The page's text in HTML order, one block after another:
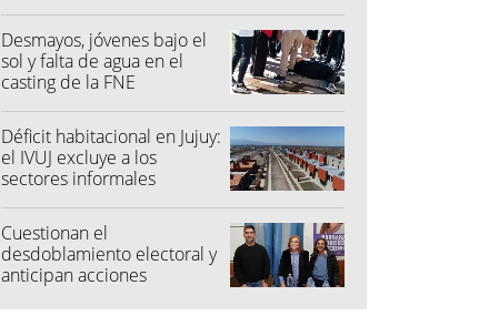
Desmayos, jóvenes bajo el
sol y falta de agua en el
casting de la FNE
Déficit habitacional en Jujuy:
el IVUJ excluye a los
sectores informales
Cuestionan el
desdoblamiento electoral y
anticipan acciones